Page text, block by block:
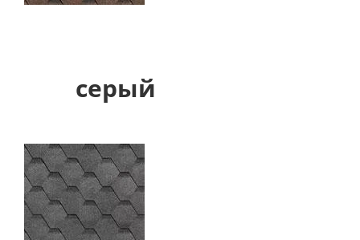
серый